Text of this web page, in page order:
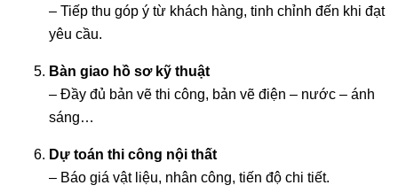
– Tiếp thu góp ý từ khách hàng, tinh chỉnh đến khi đạt
yêu cầu.
Bàn giao hồ sơ kỹ thuật
– Đầy đủ bản vẽ thi công, bản vẽ điện – nước – ánh
sáng…
Dự toán thi công nội thất
– Báo giá vật liệu, nhân công, tiến độ chi tiết.